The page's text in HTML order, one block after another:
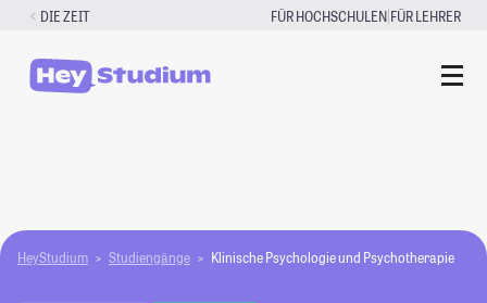
Zum
springen
DIE ZEIT FÜR HOCHSCHULEN|FÜR LEHRER
HeyStudium Studiengänge Klinische Psychologie und Psychotherapie